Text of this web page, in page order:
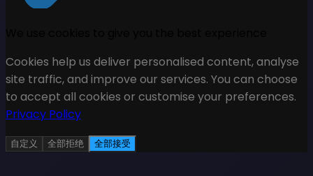
Cookies help us deliver personalised content, analyse
site traffic, and improve our services. You can choose
to accept all cookies or customise your preferences.
Privacy Policy
自定义 全部拒绝 全部接受